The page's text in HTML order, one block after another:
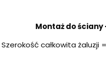
Montaż do
Szerokość całkowita żaluzji